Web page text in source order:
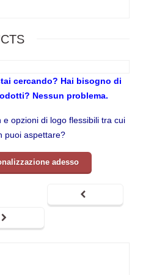
cercando? Hai bisogno di
Nessun problema.
opzioni di logo flessibili tra cui
puoi aspettare?
adesso